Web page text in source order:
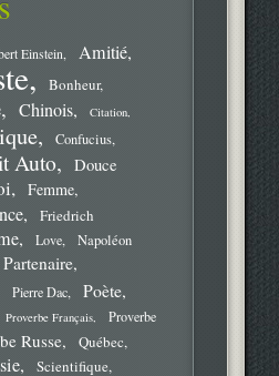
Einstein Amitié
Bonheur
Chinois Citation
Confucius
Auto
Douce
Femme
Friedrich
Love
Napoléon
Partenaire
Pierre Dac Poète
Proverbe Français
Proverbe
Russe Québec
Scientifique